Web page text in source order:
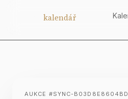
kalendář
AUKCE #SYNC-